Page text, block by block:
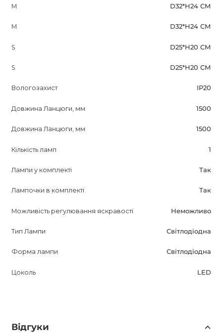
M D32*H24 СМ
M D32*H24 СМ
S D25*H20 СМ
S D25*H20 СМ
Вологозахист IP20
Довжина Ланцюги, мм 1500
Довжина Ланцюги, мм 1500
Кількість ламп 1
Лампи у комплекті Так
Лампочки в комплекті Так
Можливість регулювання яскравості Неможливо
Тип Лампи Світлодіодна
Форма лампи Світлодіодна
Цоколь LED
Відгуки